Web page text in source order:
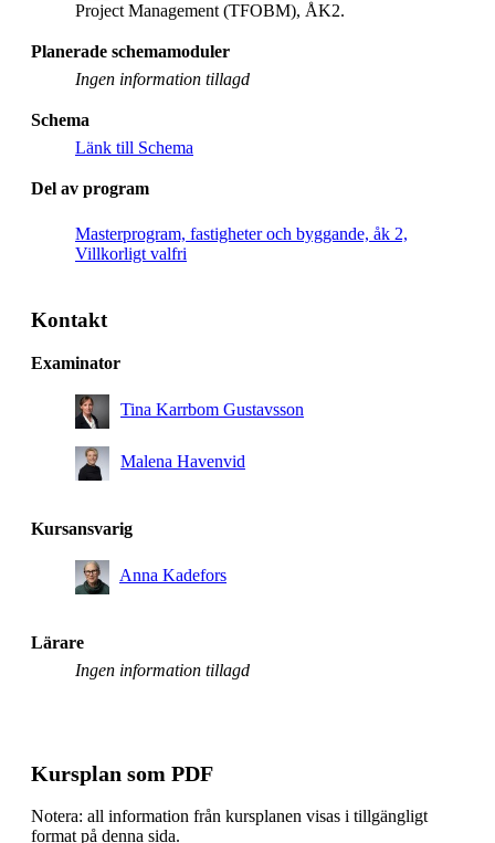
Project Management (TFOBM), ÅK2.
Planerade schemamoduler
Ingen information tillagd
Schema
Länk till Schema
Del av program
Masterprogram, fastigheter och byggande, åk 2,
Villkorligt valfri
Kontakt
Examinator
Tina Karrbom Gustavsson
Malena Havenvid
Kursansvarig
Anna Kadefors
Lärare
Ingen information tillagd
Kursplan som PDF
Notera: all information från kursplanen visas i tillgängligt
format på denna sida.